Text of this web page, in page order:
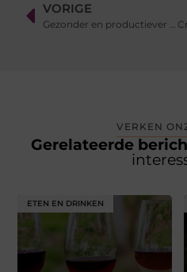
VORIGE
Gezonder en productiever werken met een zit-sta bureau
VERKEN
Gerelateerde
ETEN EN DRINKEN